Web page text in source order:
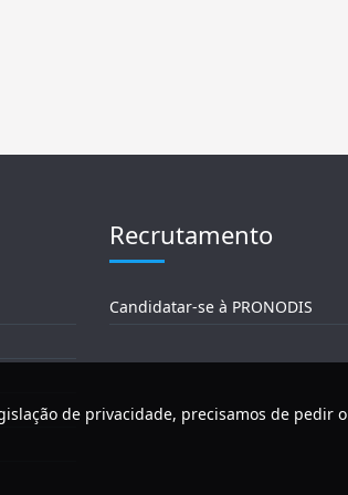
Recrutamento
Candidatar-se à PRONODIS
de privacidade, precisamos de pedir